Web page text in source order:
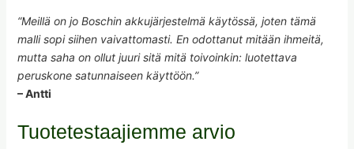
“Meillä on jo Boschin akkujärjestelmä käytössä, joten tämä
malli sopi siihen vaivattomasti. En odottanut mitään ihmeitä,
mutta saha on ollut juuri sitä mitä toivoinkin: luotettava
peruskone satunnaiseen käyttöön.”
– Antti
Tuotetestaajiemme arvio